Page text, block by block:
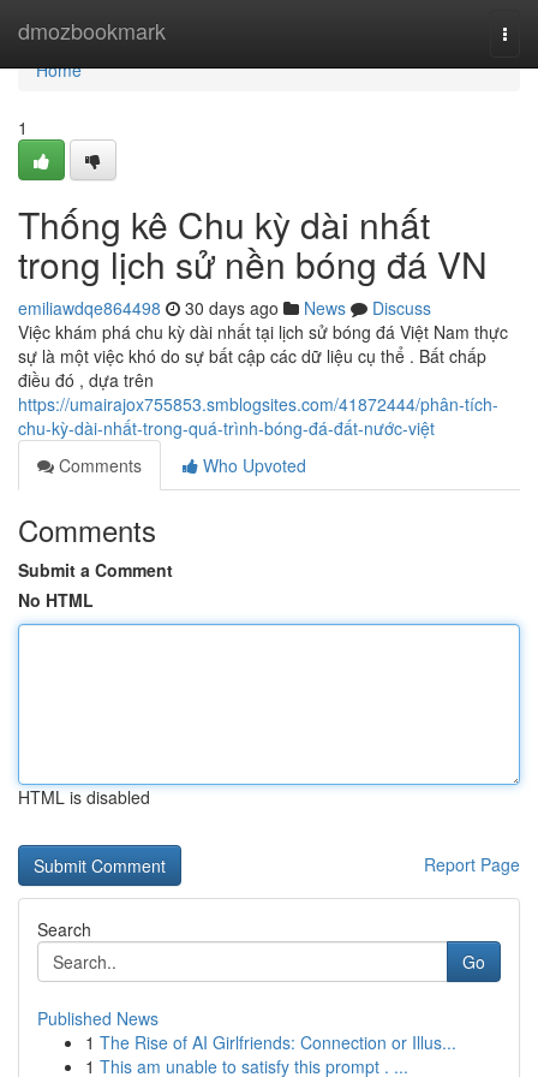
dmozbookmark
Home
Home
1
Thống kê Chu kỳ dài nhất
trong lịch sử nền bóng đá VN
emiliawdqe864498 30 days ago News
Discuss
Việc khám phá chu kỳ dài nhất tại lịch sử bóng đá Việt Nam thực
sự là một việc khó do sự bất cập các dữ liệu cụ thể . Bất chấp
điều đó , dựa trên
https://umairajox755853.smblogsites.com/41872444/phân-tích-
chu-kỳ-dài-nhất-trong-quá-trình-bóng-đá-đất-nước-việt
Comments
Who Upvoted
Comments
Submit a Comment
No HTML
HTML is disabled
Report Page
Search
Go
Published News
1 The Rise of AI Girlfriends: Connection or Illus...
1 This am unable to satisfy this prompt . ...